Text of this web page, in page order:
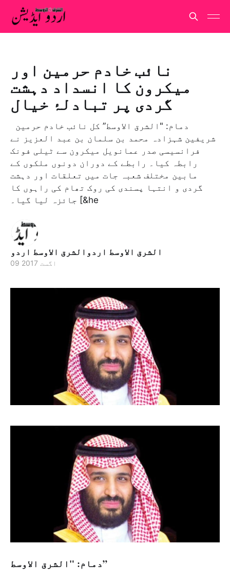
نائب خادم حرمین اور
میکرون کا انسداد دہشت
گردی پر تبادلۂ خیال
شریفین شہزادہ محمد بن سلمان بن عبد العزیز نے
فرانسیسی صدر عمانویل میکرون سے ٹیلی فونک
رابطہ کیا۔ رابطے کے دوران دونوں ملکوں کے
مابین مختلف شعبہ جات میں تعلقات اور دہشت
گردی و انتہا پسندی کی روک تھام کی راہوں کا
جائزہ لیا گیا۔ [&he
الشرق الاوسط اردوالشرق الاوسط اردو
09 اگست 2017
دمام: "الشرق الاوسط”